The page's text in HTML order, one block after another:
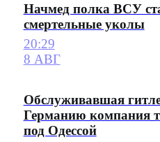
Начмед полка ВСУ
смертельные уколы
20:29
8 АВГ
Обслуживавшая
Германию компания
под Одессой